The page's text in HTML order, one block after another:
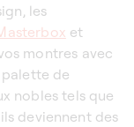
les
et
montres avec
de
nobles tels que
deviennent des